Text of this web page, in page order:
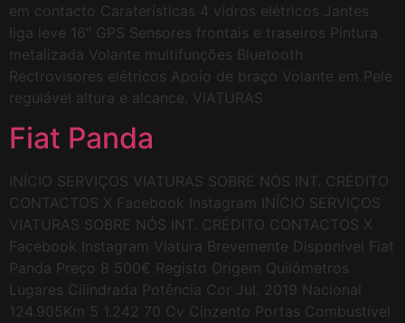
em contacto Caraterísticas 4 vidros elétricos Jantes
liga leve 16″ GPS Sensores frontais e traseiros Pintura
metalizada Volante multifunções Bluetooth
Rectrovisores elétricos Apoio de braço Volante em Pele
regulável altura e alcance. VIATURAS
Fiat Panda
INÍCIO SERVIÇOS VIATURAS SOBRE NÓS INT. CRÉDITO
CONTACTOS X Facebook Instagram INÍCIO SERVIÇOS
VIATURAS SOBRE NÓS INT. CRÉDITO CONTACTOS X
Facebook Instagram Viatura Brevemente Disponível Fiat
Panda Preço 8 500€ Registo Origem Quilómetros
Lugares Cilindrada Potência Cor Jul. 2019 Nacional
124.905Km 5 1.242 70 Cv Cinzento Portas Combustível